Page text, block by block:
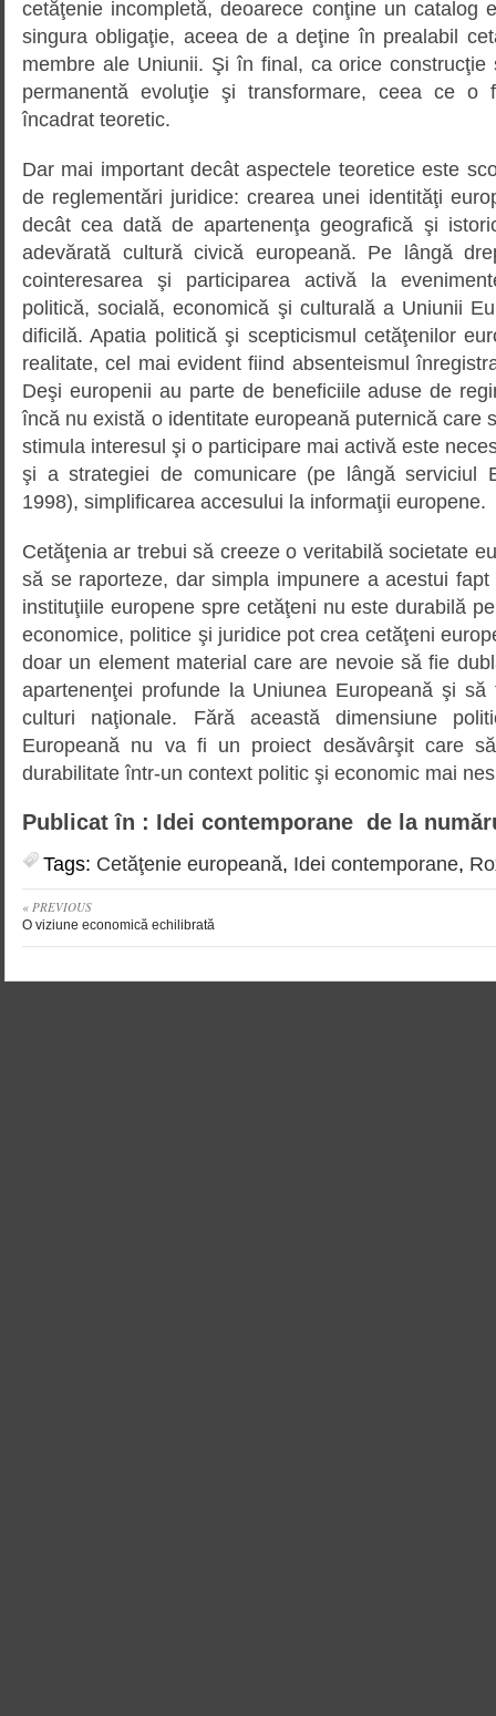
cetăţenie incompletă, deoarece conţine un catalog
singura obligaţie, aceea de a deţine în prealabil
membre ale Uniunii. Şi în final, ca orice
permanentă evoluţie şi transformare, ceea ce
încadrat teoretic.
Dar mai important decât aspectele teoretice este
de reglementări juridice: crearea unei identităţi
decât cea dată de apartenenţa geografică şi
adevărată cultură civică europeană. Pe lângă
cointeresarea şi participarea activă la
politică, socială, economică şi culturală a Uniunii
dificilă. Apatia politică şi scepticismul cetăţenilor
realitate, cel mai evident fiind absenteismul
Deşi europenii au parte de beneficiile aduse de
încă nu există o identitate europeană puternică care
stimula interesul şi o participare mai activă este
şi a strategiei de comunicare (pe lângă serviciul
1998), simplificarea accesului la informaţii europene.
Cetăţenia ar trebui să creeze o veritabilă societate
să se raporteze, dar simpla impunere a acestui
instituţiile europene spre cetăţeni nu este durabilă
economice, politice şi juridice pot crea cetăţeni
doar un element material care are nevoie să fie
apartenenţei profunde la Uniunea Europeană şi
culturi naţionale. Fără această dimensiune
Europeană nu va fi un proiect desăvârşit care
durabilitate într-un context politic şi economic mai
Publicat în : Idei contemporane de la
Tags: Cetăţenie europeană, Idei contemporane,
« PREVIOUS
O viziune economică echilibrată